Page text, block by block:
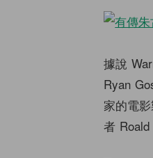
據說
Ryan
家的電
者 Roald